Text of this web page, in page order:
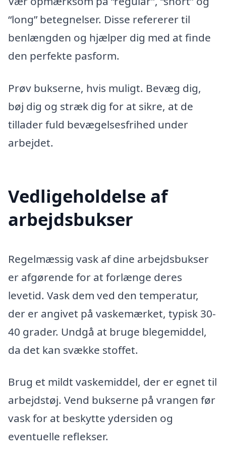
“long” betegnelser. Disse refererer til
benlængden og hjælper dig med at finde
den perfekte pasform.
Prøv bukserne, hvis muligt. Bevæg dig,
bøj dig og stræk dig for at sikre, at de
tillader fuld bevægelsesfrihed under
arbejdet.
Vedligeholdelse af
arbejdsbukser
Regelmæssig vask af dine arbejdsbukser
er afgørende for at forlænge deres
levetid. Vask dem ved den temperatur,
der er angivet på vaskemærket, typisk 30-
40 grader. Undgå at bruge blegemiddel,
da det kan svække stoffet.
Brug et mildt vaskemiddel, der er egnet til
arbejdstøj. Vend bukserne på vrangen før
vask for at beskytte ydersiden og
eventuelle reflekser.